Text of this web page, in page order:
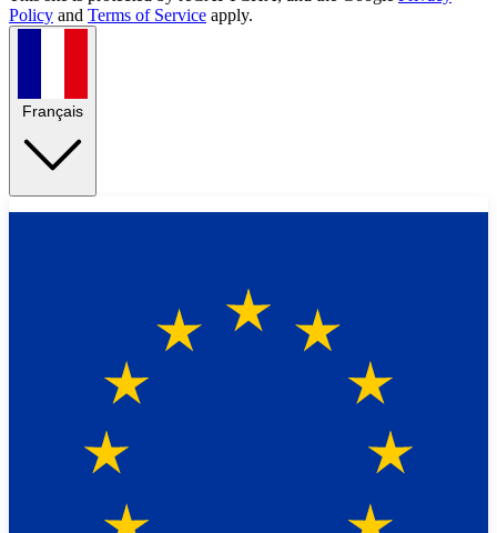
Policy and Terms of Service apply.
Français